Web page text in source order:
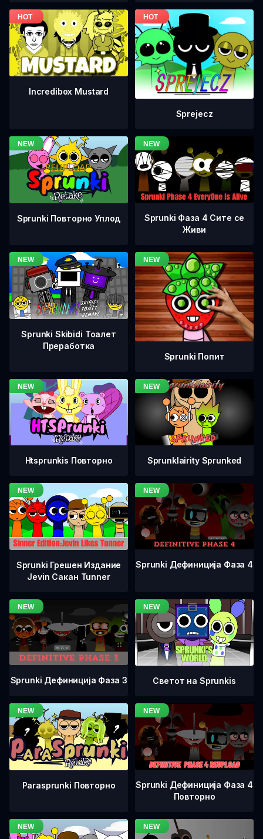
Incredibox Mustard
Sprejecz
Sprunki Повторно Уплод
Sprunki Фаза 4 Сите се
Живи
Sprunki Skibidi Тоалет
Преработка
Sprunki Попит
Htsprunkis Повторно Sprunklairity Sprunked
Sprunki Грешен Издание
Jevin Сакан Tunner
Sprunki Дефиниција Фаза 4
Sprunki Дефиниција Фаза 3 Светот на Sprunkis
Parasprunki Повторно
Sprunki Дефиниција Фаза 4
Повторно